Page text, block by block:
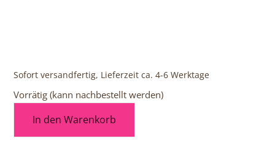
Sofort versandfertig, Lieferzeit ca. 4-6 Werktage
Vorrätig (kann nachbestellt werden)
In den Warenkorb